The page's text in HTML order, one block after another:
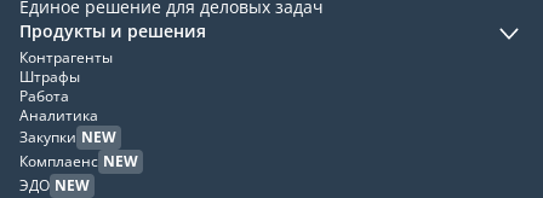
Единое решение для деловых задач
Продукты и решения
Контрагенты
Штрафы
Работа
Аналитика
Закупки NEW
Комплаенс NEW
ЭДО NEW